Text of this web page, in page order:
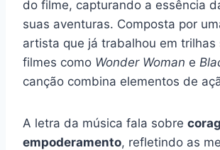
do filme, capturando a essência
suas aventuras. Composta por
artista que já trabalhou em trilhas
filmes como Wonder Woman e
canção combina elementos de
A letra da música fala sobre
empoderamento, refletindo as